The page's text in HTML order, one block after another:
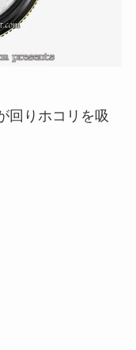
回りホコリを吸